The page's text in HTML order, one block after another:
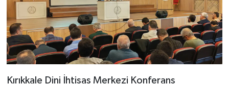
Kırıkkale Dini İhtisas Merkezi Konferans
Çanakkale Müftülüğü
Çankırı Müftülüğü
Podcast
Bilim, Teknoloji